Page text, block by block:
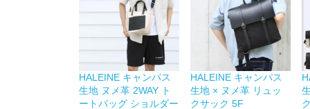
HALEINE キャンパス
生地 ヌメ革 2WAY ト
ートバッグ ショルダー
HALEINE キャンパス
生地 × ヌメ革 リュッ
クサック 5F